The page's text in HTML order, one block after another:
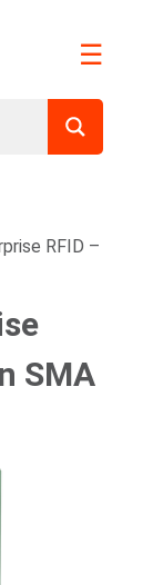
☰
RFID –
SMA